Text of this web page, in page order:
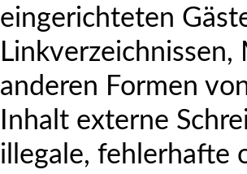
eingerichteten
anderen Formen
Inhalt externe
illegale, fehlerhafte